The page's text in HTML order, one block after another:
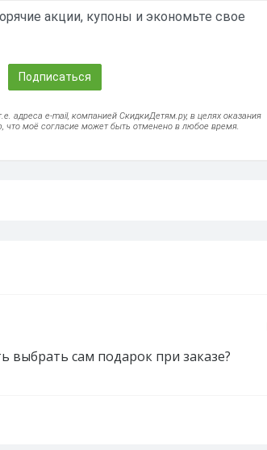
акции, купоны и экономьте свое
Подписаться
адреса e-mail, компанией СкидкиДетям.ру, в целях оказания
что моё согласие может быть отменено в любое время.
выбрать сам подарок при заказе?